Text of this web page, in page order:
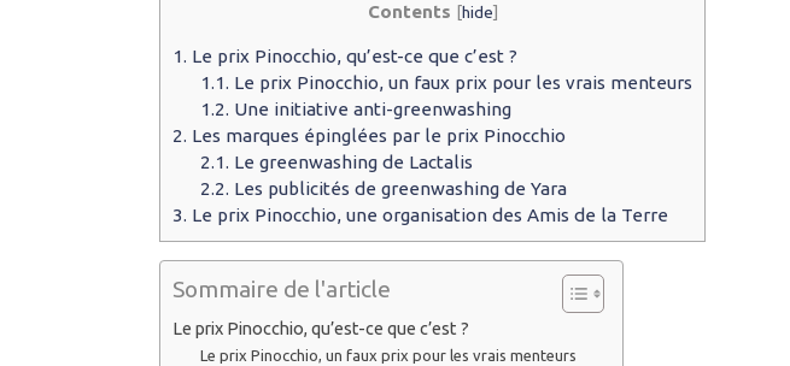
Contents [hide]
1. Le prix Pinocchio, qu’est-ce que c’est ?
1.1. Le prix Pinocchio, un faux prix pour les vrais menteurs
1.2. Une initiative anti-greenwashing
2. Les marques épinglées par le prix Pinocchio
2.1. Le greenwashing de Lactalis
2.2. Les publicités de greenwashing de Yara
3. Le prix Pinocchio, une organisation des Amis de la Terre
Sommaire de l'article
Le prix Pinocchio, qu’est-ce que c’est ?
Le prix Pinocchio, un faux prix pour les vrais menteurs